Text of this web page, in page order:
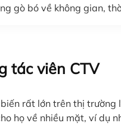
gò bó về không gian,
tác viên CTV
rất lớn trên thị trường
họ về nhiều mặt, ví dụ